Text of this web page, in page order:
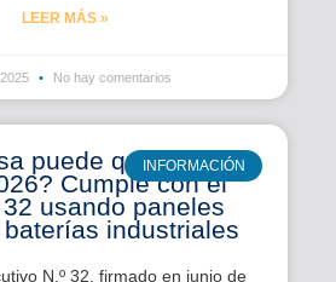
LEER MÁS »
No hay comentarios
INFORMACIÓN
puede quedarse sin
Cumple con el
usando paneles
industriales
N.º 32, firmado en junio de